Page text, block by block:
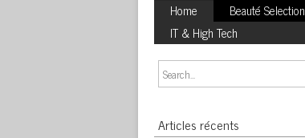
Home
Beauté Selection
IT & High Tech
Articles récents